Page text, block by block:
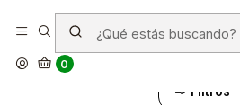
0
Aceites
Filtros